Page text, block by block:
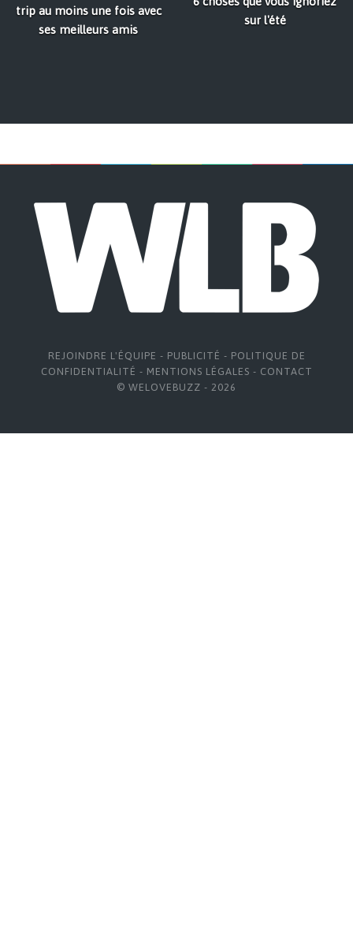
trip au moins une fois avec
ses meilleurs amis
sur l'été
REJOINDRE L'ÉQUIPE - PUBLICITÉ - POLITIQUE DE
CONFIDENTIALITÉ - MENTIONS LÉGALES - CONTACT
© WELOVEBUZZ - 2026